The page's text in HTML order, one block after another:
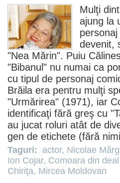
Mulţi
ajung la
devenit,
"Nea Mărin". Puiu
"Bibanul" nu numai ca
cu tipul de personaj
Brăila era pentru mulţi
"Urmărirea" (1971), iar
identificaţi fără greş cu
au jucat roluri atât de
gen de etichete (fără
Taguri: actor, Nicolae
Ion Cojar, Comoara din
Chiriţa, Mircea Moldovan